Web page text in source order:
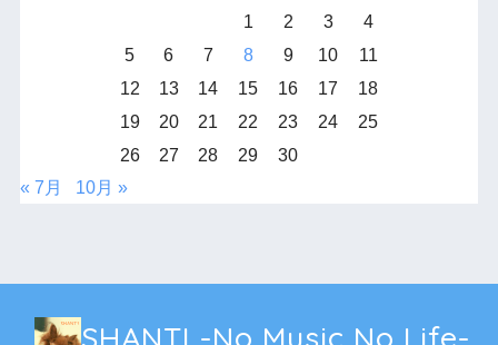
1
2 3
4
5
6 7 8 9 10
11
12
13 14 15 16 17
18
19
20 21 22 23 24
25
26
27 28 29
30
« 7月
10月 »
SHANTI -No Music No Life-